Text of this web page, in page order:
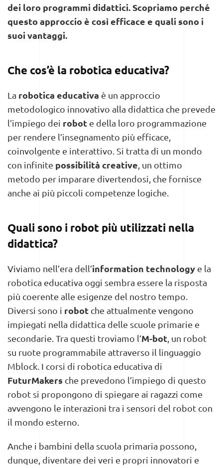
dei loro programmi didattici. Scopriamo perché
questo approccio è così efficace e quali sono i
suoi vantaggi.
Che cos’è la robotica educativa?
La robotica educativa è un approccio
metodologico innovativo alla didattica che prevede
l’impiego dei robot e della loro programmazione
per rendere l’insegnamento più efficace,
coinvolgente e interattivo. Si tratta di un mondo
con infinite possibilità creative, un ottimo
metodo per imparare divertendosi, che fornisce
anche ai più piccoli competenze logiche.
Quali sono i robot più utilizzati nella
didattica?
Viviamo nell’era dell’information technology e la
robotica educativa oggi sembra essere la risposta
più coerente alle esigenze del nostro tempo.
Diversi sono i robot che attualmente vengono
impiegati nella didattica delle scuole primarie e
secondarie. Tra questi troviamo l’M-bot, un robot
su ruote programmabile attraverso il linguaggio
Mblock. I corsi di robotica educativa di
FuturMakers che prevedono l’impiego di questo
robot si propongono di spiegare ai ragazzi come
avvengono le interazioni tra i sensori del robot con
il mondo esterno.
Anche i bambini della scuola primaria possono,
dunque, diventare dei veri e propri innovatori e